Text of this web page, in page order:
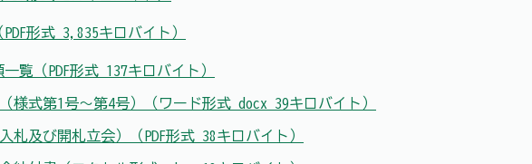
形式 3,835キロバイト）
覧（PDF形式 137キロバイト）
様式第1号～第4号）（ワード形式 docx 39キロバイト）
札及び開札立会）（PDF形式 38キロバイト）